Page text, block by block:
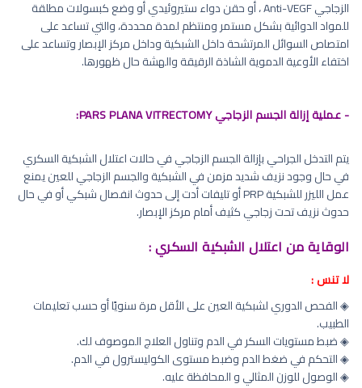
الزجاجي Anti-VEGF ، أو حقن دواء ستيروئيدي أو وضع كبسولات مطلقة
للمواد الدوائية بشكل مستمر ومنتظم لمدة محددة، والتي تساعد على
امتصاص السوائل المرتشحة داخل الشبكية وداخل مركز الإبصار وتساعد على
اختفاء الأوعية الدموية الشاذة الرقيقة والهشة حال ظهورها.
- عملية إزالة الجسم الزجاجي PARS PLANA VITRECTOMY:
يتم التدخل الجراحي بإزالة الجسم الزجاجي في حالات اعتلال الشبكية السكري
في حال وجود نزيف شديد مزمن في الشبكية والجسم الزجاجي للعين يمنع
عمل الليزر للشبكية PRP أو تليفات أدت إلى حدوث انفصال شبكي أو في حال
حدوث نزيف تحت زجاجي كثيف أمام مركز الإبصار.
الوقاية من اعتلال الشبكية السكري :
لا تنس :
◈ الفحص الدوري لشبكية العين على الأقل مرة سنويًا أو حسب تعليمات
الطبيب.
◈ ضبط مستويات السكر في الدم وتناول العلاج الموصوف لك.
◈ التحكم في ضغط الدم وضبط مستوى الكوليسترول في الدم.
◈ الوصول للوزن المثالي و المحافظة عليه.